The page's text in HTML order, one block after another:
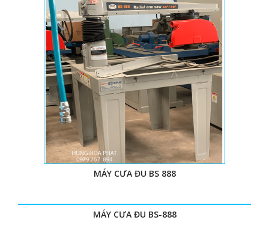
MÁY CƯA ĐU BS 888
MÁY CƯA ĐU BS-888